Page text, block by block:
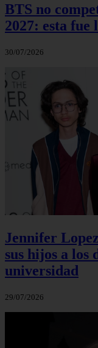
BTS no
2027: esta fue
30/07/2026
Jennifer
sus hijos a los
universidad
29/07/2026